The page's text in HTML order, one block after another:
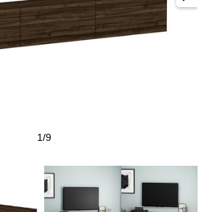
1/9